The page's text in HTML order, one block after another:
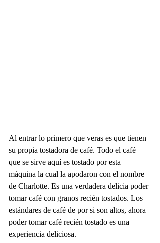
Al entrar lo primero que veras es que tienen
su propia tostadora de café. Todo el café
que se sirve aquí es tostado por esta
máquina la cual la apodaron con el nombre
de Charlotte. Es una verdadera delicia poder
tomar café con granos recién tostados. Los
estándares de café de por si son altos, ahora
poder tomar café recién tostado es una
experiencia deliciosa.